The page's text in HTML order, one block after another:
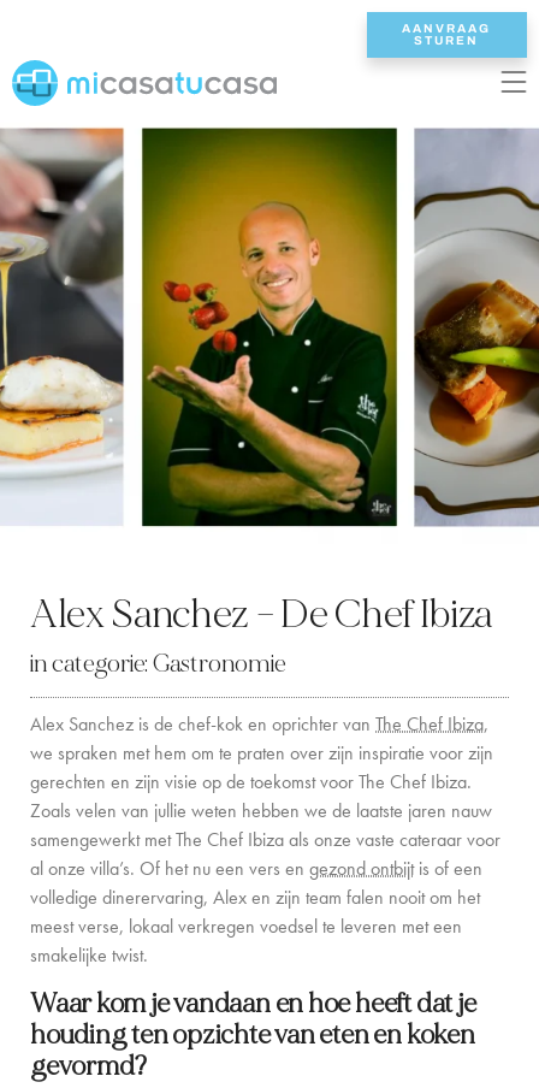
ES NL DE
HOME
ONZE VILLAS
2/3 SLAAPKAMERS
4 SLAAPKAMERS
5 SLAAPKAMERS
6+ SLAAPKAMERS
WESTKUST
SANTA GERTRUDIS
SAN JOSÉ
SANTA EULALIA
IBIZA STAD
INSPIRATIE
AUTOVERHUUR
BOOT CHARTERVLOOT
PRIVATE CHEF AND BAR SERVICES
AANVRAAG
STUREN
Alex Sanchez – De Chef Ibiza
in categorie: Gastronomie
Alex Sanchez is de chef-kok en oprichter van The Chef Ibiza,
we spraken met hem om te praten over zijn inspiratie voor zijn
gerechten en zijn visie op de toekomst voor The Chef Ibiza.
Zoals velen van jullie weten hebben we de laatste jaren nauw
samengewerkt met The Chef Ibiza als onze vaste cateraar voor
al onze villa’s. Of het nu een vers en gezond ontbijtis of een
volledige dinerervaring, Alex en zijn team falen nooit om het
meest verse, lokaal verkregen voedsel te leveren met een
smakelijke twist.
Waar kom je vandaan en hoe heeft dat je
houding ten opzichte van eten en koken
gevormd?